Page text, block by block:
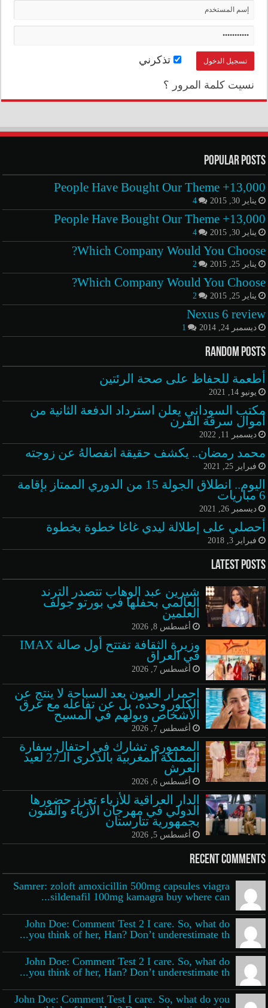
تذكرني
نسيت كلمة المرور ؟
Popular Posts
13,000+ People Have Bought Our Theme
يناير 30, 2015 4
13,000+ People Have Bought Our Theme
يناير 30, 2015 4
Which Company Would You Choose?
يناير 25, 2015 2
Which Company Would You Choose?
يناير 25, 2015 2
Nexus 6 review
ديسمبر 24, 2014 1
Random Posts
أطعمة للحفاظ على صحة الرئتين
يونيو 14, 2021
مكتب السوداني يعلن استرداد الدفعة الثانية من
أموال سرقة القرن
ديسمبر 11, 2022
محمد رمضان.. يكشف حقيقة انفصالهُ عن زوجته
فبراير 25, 2021
اليوم.. انطلاق الجولة 15 من الدوري الممتاز بإقامة
6 مباريات
ديسمبر 26, 2021
أحصلي على إطلالة ليدي غاغا خطوة بخطوة
فبراير 3, 2018
Latest Posts
شيرين عبد الوهاب تتصدر الترند
العالمي بحفلها في بورتو جولف
العلمين
أغسطس 8, 2026
وزيرة الثقافة تفتتح أول صالة IMAX
في العراق
أغسطس 7, 2026
احمرار العيون بعد السباحة لا ينتج عن
الكلور وحده، بل عن تفاعله مع عرق
الأشخاص وبولهم في المسبح
أغسطس 7, 2026
المعموري تشارك في احتفال سفارة
المملكة المغربية بالذكرى الـ27 لعيد
العرش
أغسطس 6, 2026
الدار العراقية للأزياء تعزز حضورها
الدولي في مهرجان الأزياء والفنون
بجمهورية تتارستان
أغسطس 5, 2026
Recent Comments
Samrer: zoloft amoxicillin 500mg capsules viagra
sildenafil 100mg kamagra buy where can...
John Doe: Comment Test 2 I care. So, what do
you think of her, Han? Don’t underestimate th...
John Doe: Comment Test 2 I care. So, what do
you think of her, Han? Don’t underestimate th...
John Doe: Comment Test I care. So, what do you